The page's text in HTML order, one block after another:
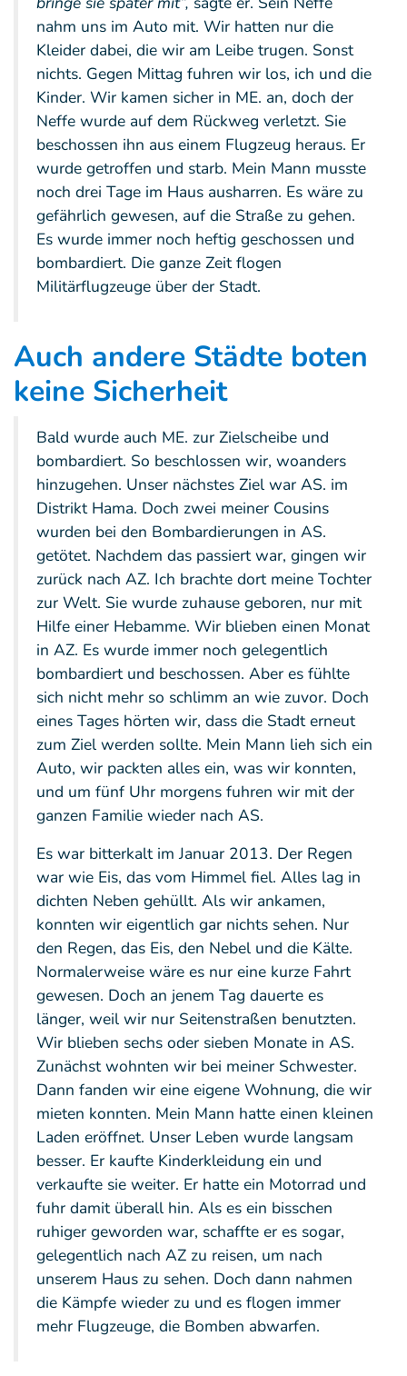
nahm uns im Auto mit. Wir hatten nur die
Kleider dabei, die wir am Leibe trugen. Sonst
nichts. Gegen Mittag fuhren wir los, ich und die
Kinder. Wir kamen sicher in ME. an, doch der
Neffe wurde auf dem Rückweg verletzt. Sie
beschossen ihn aus einem Flugzeug heraus. Er
wurde getroffen und starb. Mein Mann musste
noch drei Tage im Haus ausharren. Es wäre zu
gefährlich gewesen, auf die Straße zu gehen.
Es wurde immer noch heftig geschossen und
bombardiert. Die ganze Zeit flogen
Militärflugzeuge über der Stadt.
Auch andere Städte boten
keine Sicherheit
Bald wurde auch ME. zur Zielscheibe und
bombardiert. So beschlossen wir, woanders
hinzugehen. Unser nächstes Ziel war AS. im
Distrikt Hama. Doch zwei meiner Cousins
wurden bei den Bombardierungen in AS.
getötet. Nachdem das passiert war, gingen wir
zurück nach AZ. Ich brachte dort meine Tochter
zur Welt. Sie wurde zuhause geboren, nur mit
Hilfe einer Hebamme. Wir blieben einen Monat
in AZ. Es wurde immer noch gelegentlich
bombardiert und beschossen. Aber es fühlte
sich nicht mehr so schlimm an wie zuvor. Doch
eines Tages hörten wir, dass die Stadt erneut
zum Ziel werden sollte. Mein Mann lieh sich ein
Auto, wir packten alles ein, was wir konnten,
und um fünf Uhr morgens fuhren wir mit der
ganzen Familie wieder nach AS.
Es war bitterkalt im Januar 2013. Der Regen
war wie Eis, das vom Himmel fiel. Alles lag in
dichten Neben gehüllt. Als wir ankamen,
konnten wir eigentlich gar nichts sehen. Nur
den Regen, das Eis, den Nebel und die Kälte.
Normalerweise wäre es nur eine kurze Fahrt
gewesen. Doch an jenem Tag dauerte es
länger, weil wir nur Seitenstraßen benutzten.
Wir blieben sechs oder sieben Monate in AS.
Zunächst wohnten wir bei meiner Schwester.
Dann fanden wir eine eigene Wohnung, die wir
mieten konnten. Mein Mann hatte einen kleinen
Laden eröffnet. Unser Leben wurde langsam
besser. Er kaufte Kinderkleidung ein und
verkaufte sie weiter. Er hatte ein Motorrad und
fuhr damit überall hin. Als es ein bisschen
ruhiger geworden war, schaffte er es sogar,
gelegentlich nach AZ zu reisen, um nach
unserem Haus zu sehen. Doch dann nahmen
die Kämpfe wieder zu und es flogen immer
mehr Flugzeuge, die Bomben abwarfen.